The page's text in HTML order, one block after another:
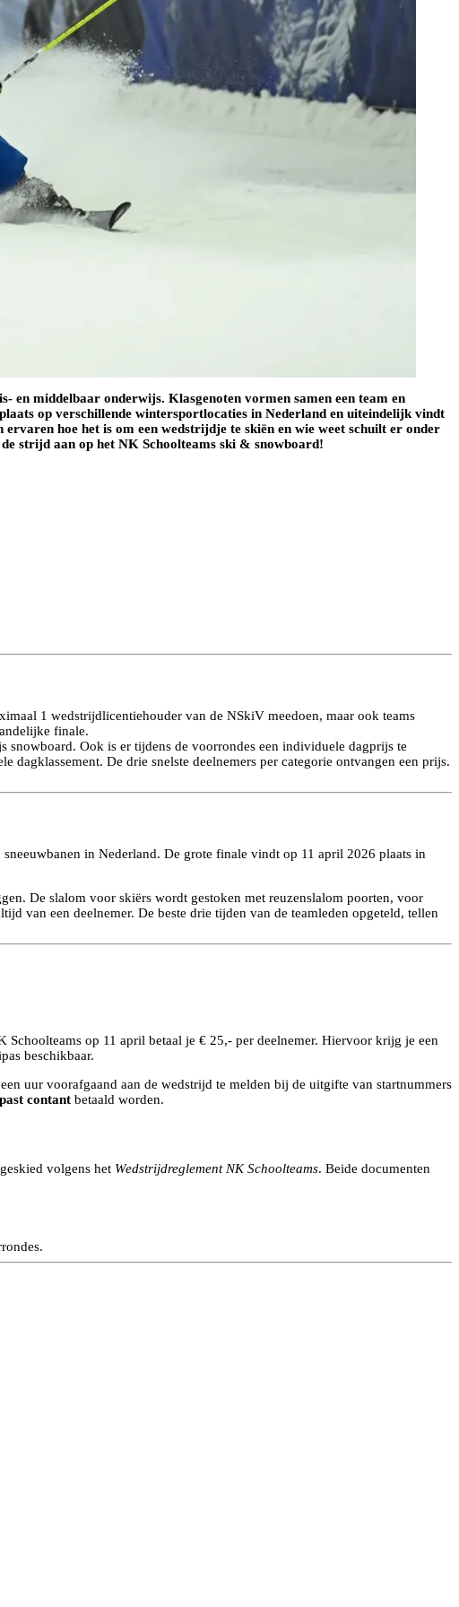
en middelbaar onderwijs. Klasgenoten vormen samen een team en
op verschillende wintersportlocaties in Nederland en uiteindelijk vindt
hoe het is om een wedstrijdje te skiën en wie weet schuilt er onder
strijd aan op het NK Schoolteams ski & snowboard!
1 wedstrijdlicentiehouder van de NSkiV meedoen, maar ook teams
finale.
Ook is er tijdens de voorrondes een individuele dagprijs te
De drie snelste deelnemers per categorie ontvangen een prijs.
in Nederland. De grote finale vindt op 11 april 2026 plaats in
De slalom voor skiërs wordt gestoken met reuzenslalom poorten, voor
van een deelnemer. De beste drie tijden van de teamleden opgeteld, tellen
op 11 april betaal je € 25,- per deelnemer. Hiervoor krijg je een
beschikbaar.
uur voorafgaand aan de wedstrijd te melden bij de uitgifte van startnummers
contant betaald worden.
volgens het Wedstrijdreglement NK Schoolteams. Beide documenten